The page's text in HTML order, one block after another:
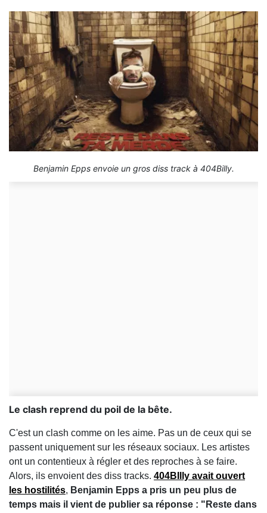
Benjamin Epps envoie un gros diss track à 404Billy.
Le clash reprend du poil de la bête.
C'est un clash comme on les aime. Pas un de ceux qui se
passent uniquement sur les réseaux sociaux. Les artistes
ont un contentieux à régler et des reproches à se faire.
Alors, ils envoient des diss tracks. 404BIlly avait ouvert
les hostilités, Benjamin Epps a pris un peu plus de
temps mais il vient de publier sa réponse : "Reste dans